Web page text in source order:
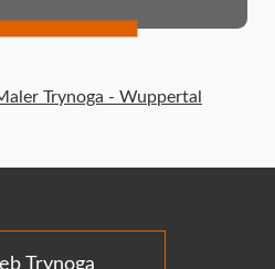
Trynoga - Wuppertal
Trynoga